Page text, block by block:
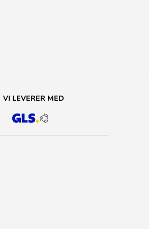
VI LEVERER MED